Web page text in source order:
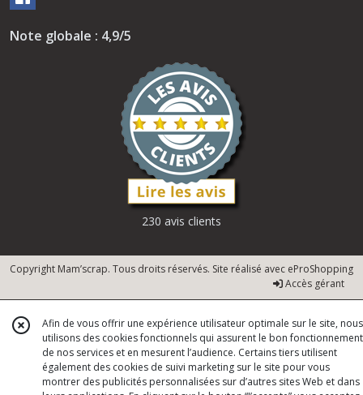
Note globale : 4,9/5
230 avis clients
Copyright Mam’scrap. Tous droits réservés. Site réalisé avec eProShopping
Accès gérant
Afin de vous offrir une expérience utilisateur optimale sur le site, nous
utilisons des cookies fonctionnels qui assurent le bon fonctionnement
de nos services et en mesurent l’audience. Certains tiers utilisent
également des cookies de suivi marketing sur le site pour vous
montrer des publicités personnalisées sur d’autres sites Web et dans